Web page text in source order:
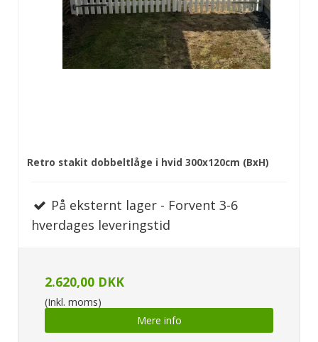
Retro stakit dobbeltlåge i hvid 300x120cm (BxH)
På eksternt lager - Forvent 3-6
hverdages leveringstid
2.620,00 DKK
(Inkl. moms)
Mere info